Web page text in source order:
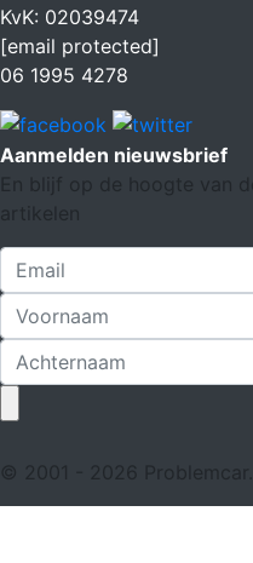
KvK: 02039474
[email protected]
06 1995 4278
Aanmelden nieuwsbrief
En blijf op de hoogte van
artikelen
© 2001 - 2026